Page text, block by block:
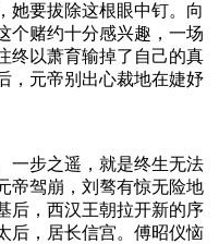
她要拔除这根眼中钉。向
个赌约十分感兴趣，一场
以萧育输掉了自己的真
，元帝别出心裁地在婕妤
步之遥，就是终生无法
帝驾崩，刘骜有惊无险地
后，西汉王朝拉开新的序
后，居长信宫。傅昭仪恼